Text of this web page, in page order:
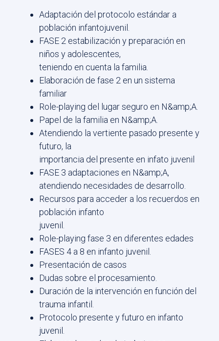
Adaptación del protocolo estándar a
población infantojuvenil.
FASE 2 estabilización y preparación en
niños y adolescentes,
teniendo en cuenta la familia.
Elaboración de fase 2 en un sistema
familiar
Role-playing del lugar seguro en N&amp;A.
Papel de la familia en N&amp;A.
Atendiendo la vertiente pasado presente y
futuro, la
importancia del presente en infato juvenil
FASE 3 adaptaciones en N&amp;A,
atendiendo necesidades de desarrollo.
Recursos para acceder a los recuerdos en
población infanto
juvenil.
Role-playing fase 3 en diferentes edades
FASES 4 a 8 en infanto juvenil.
Presentación de casos
Dudas sobre el procesamiento.
Duración de la intervención en función del
trauma infantil.
Protocolo presente y futuro en infanto
juvenil.